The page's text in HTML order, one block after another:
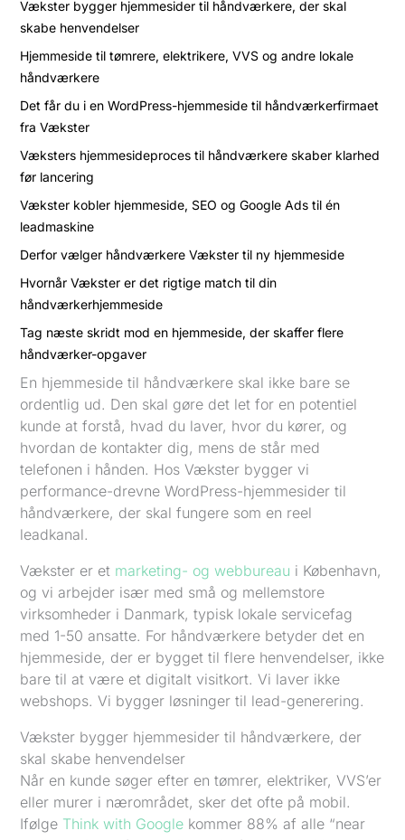
Vækster bygger hjemmesider til håndværkere, der skal
skabe henvendelser
Hjemmeside til tømrere, elektrikere, VVS og andre lokale
håndværkere
Det får du i en WordPress-hjemmeside til håndværkerfirmaet
fra Vækster
Væksters hjemmesideproces til håndværkere skaber klarhed
før lancering
Vækster kobler hjemmeside, SEO og Google Ads til én
leadmaskine
Derfor vælger håndværkere Vækster til ny hjemmeside
Hvornår Vækster er det rigtige match til din
håndværkerhjemmeside
Tag næste skridt mod en hjemmeside, der skaffer flere
håndværker-opgaver
En hjemmeside til håndværkere skal ikke bare se
ordentlig ud. Den skal gøre det let for en potentiel
kunde at forstå, hvad du laver, hvor du kører, og
hvordan de kontakter dig, mens de står med
telefonen i hånden. Hos Vækster bygger vi
performance-drevne WordPress-hjemmesider til
håndværkere, der skal fungere som en reel
leadkanal.
Vækster er et marketing- og webbureau i København,
og vi arbejder især med små og mellemstore
virksomheder i Danmark, typisk lokale servicefag
med 1-50 ansatte. For håndværkere betyder det en
hjemmeside, der er bygget til flere henvendelser, ikke
bare til at være et digitalt visitkort. Vi laver ikke
webshops. Vi bygger løsninger til lead-generering.
Vækster bygger hjemmesider til håndværkere, der
skal skabe henvendelser
Når en kunde søger efter en tømrer, elektriker, VVS’er
eller murer i nærområdet, sker det ofte på mobil.
Ifølge Think with Google kommer 88% af alle “near